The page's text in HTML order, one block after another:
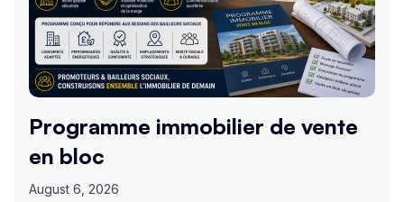
Programme immobilier de vente
en bloc
August 6, 2026